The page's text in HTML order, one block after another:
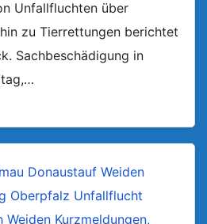
Unfallfluchten über
zu Tierrettungen berichtet
Sachbeschädigung in